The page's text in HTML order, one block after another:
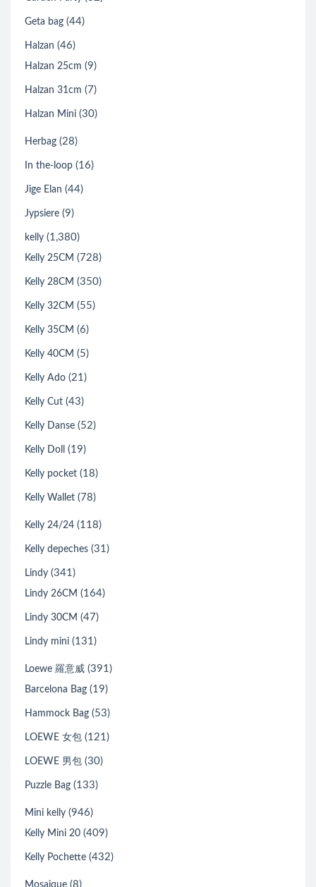
Geta bag (44)
Halzan (46)
Halzan 25cm (9)
Halzan 31cm (7)
Halzan Mini (30)
Herbag (28)
In the-loop (16)
Jige Elan (44)
Jypsiere (9)
kelly (1,380)
Kelly 25CM (728)
Kelly 28CM (350)
Kelly 32CM (55)
Kelly 35CM (6)
Kelly 40CM (5)
Kelly Ado (21)
Kelly Cut (43)
Kelly Danse (52)
Kelly Doll (19)
Kelly pocket (18)
Kelly Wallet (78)
Kelly 24/24 (118)
Kelly depeches (31)
Lindy (341)
Lindy 26CM (164)
Lindy 30CM (47)
Lindy mini (131)
Loewe 羅意威 (391)
Barcelona Bag (19)
Hammock Bag (53)
LOEWE 女包 (121)
LOEWE 男包 (30)
Puzzle Bag (133)
Mini kelly (946)
Kelly Mini 20 (409)
Kelly Pochette (432)
Mosaique (8)